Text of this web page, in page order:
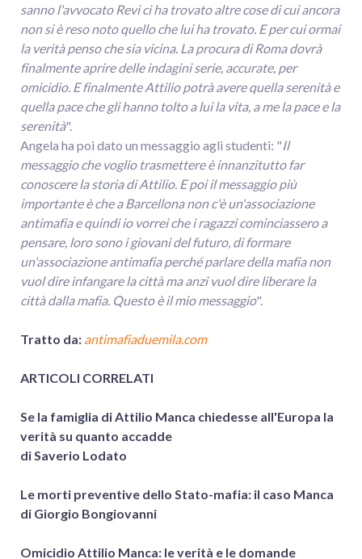
sanno l'avvocato Revi ci ha trovato altre cose di cui ancora
non si è reso noto quello che lui ha trovato. E per cui ormai
la verità penso che sia vicina. La procura di Roma dovrà
finalmente aprire delle indagini serie, accurate, per
omicidio. E finalmente Attilio potrà avere quella serenità e
quella pace che gli hanno tolto a lui la vita, a me la pace e la
serenità".
Angela ha poi dato un messaggio agli studenti: "Il
messaggio che voglio trasmettere è innanzitutto far
conoscere la storia di Attilio. E poi il messaggio più
importante è che a Barcellona non c'è un'associazione
antimafia e quindi io vorrei che i ragazzi cominciassero a
pensare, loro sono i giovani del futuro, di formare
un'associazione antimafia perché parlare della mafia non
vuol dire infangare la città ma anzi vuol dire liberare la
città dalla mafia. Questo è il mio messaggio".
Tratto da: antimafiaduemila.com
ARTICOLI CORRELATI
Se la famiglia di Attilio Manca chiedesse all'Europa la
verità su quanto accadde
di Saverio Lodato
Le morti preventive dello Stato-mafia: il caso Manca
di Giorgio Bongiovanni
Omicidio Attilio Manca: le verità e le domande